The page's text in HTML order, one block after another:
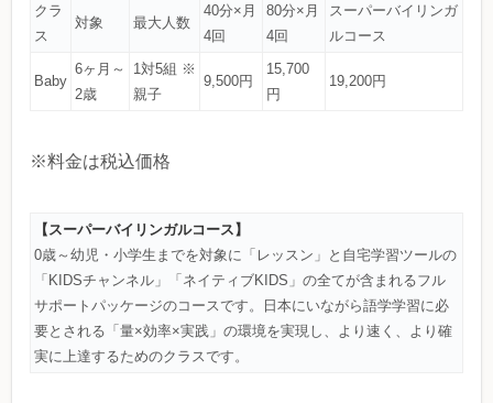
クラ
ス
対象 最大人数
40分×月
4回
80分×月
4回
スーパーバイリンガ
ルコース
Baby
6ヶ月～
2歳
1対5組 ※
親子
9,500円
15,700
円
19,200円
※料金は税込価格
【スーパーバイリンガルコース】
0歳～幼児・小学生までを対象に「レッスン」と自宅学習ツールの
「KIDSチャンネル」「ネイティブKIDS」の全てが含まれるフル
サポートパッケージのコースです。日本にいながら語学学習に必
要とされる「量×効率×実践」の環境を実現し、より速く、より確
実に上達するためのクラスです。